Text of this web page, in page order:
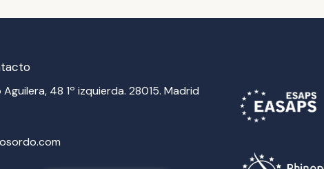
48 1º izquierda. 28015. Madrid